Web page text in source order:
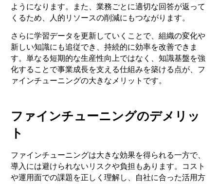
ようになります。また、業務ごとに適切な回答が返って
くるため、人的リソースの削減にもつながります。
さらに学習データを更新していくことで、組織の変化や
新しい知識にも追従でき、持続的に効率を改善できま
す。単なる短期的な生産性向上ではなく、知識基盤を強
化することで事業成長を支える仕組みを築ける点が、フ
ァインチューニングの大きなメリットです。
ファインチューニングのデメリッ
ト
ファインチューニングは大きな効果を得られる一方で、
導入には避けられないリスクや負担もあります。コスト
や運用面での課題を正しく理解し、自社に合った活用方